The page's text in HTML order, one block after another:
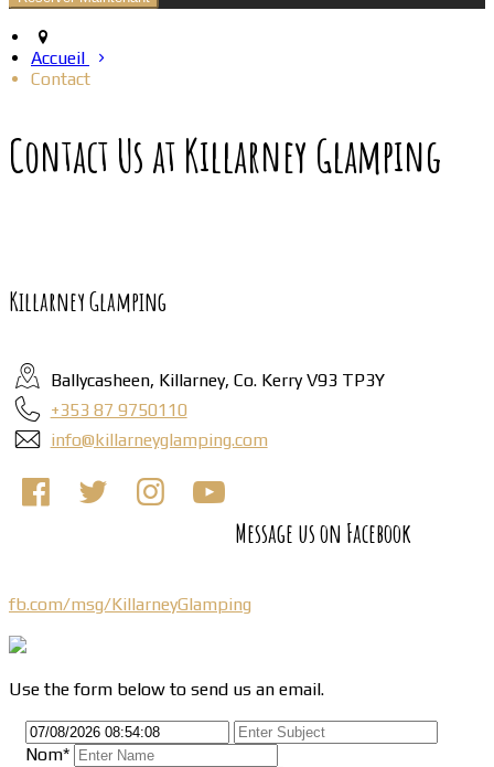
Accueil
Contact
Contact Us at Killarney Glamping
Killarney Glamping
Ballycasheen, Killarney, Co. Kerry V93 TP3Y
+353 87 9750110
info@killarneyglamping.com
Message us on Facebook
fb.com/msg/KillarneyGlamping
Use the form below to send us an email.
Nom*